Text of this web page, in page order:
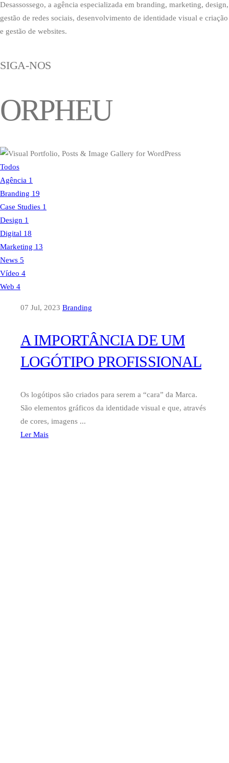
Desassossego, a agência especializada em branding, marketing, design,
gestão de redes sociais, desenvolvimento de identidade visual e criação
e gestão de websites.
SIGA-NOS
ORPHEU
Todos
Agência 1
Branding 19
Case Studies 1
Design 1
Digital 18
Marketing 13
News 5
Vídeo 4
Web 4
07 Jul, 2023 Branding
A IMPORTÂNCIA DE UM
LOGÓTIPO PROFISSIONAL
Os logótipos são criados para serem a “cara” da Marca.
São elementos gráficos da identidade visual e que, através
de cores, imagens ...
Ler Mais